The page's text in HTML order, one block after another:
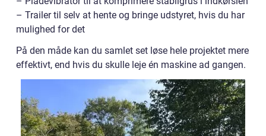
– Trailer til selv at hente og bringe udstyret, hvis du har
mulighed for det
På den måde kan du samlet set løse hele projektet mere
effektivt, end hvis du skulle leje én maskine ad gangen.